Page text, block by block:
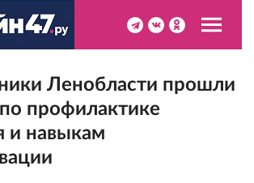
Ленобласти прошли
профилактике
и навыкам